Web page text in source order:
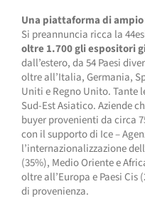
Una piattaforma di
Si preannuncia ricca la
oltre 1.700 gli espositori
dall’estero, da 54 Paesi
oltre all’Italia, Germania,
Uniti e Regno Unito. Tante
Sud-Est Asiatico. Aziende
buyer provenienti da circa
con il supporto di Ice –
l’internazionalizzazione
(35%), Medio Oriente e
oltre all’Europa e Paesi
di provenienza.